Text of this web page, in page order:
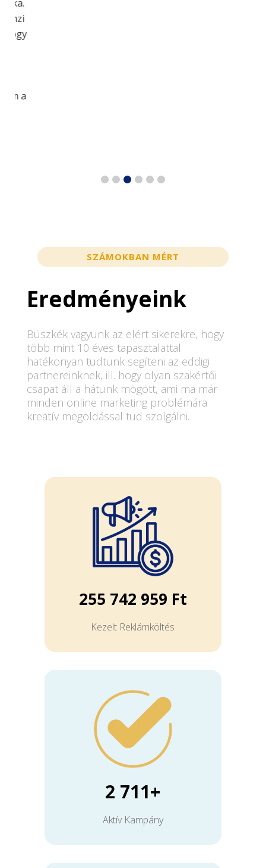
hogy
a
SZÁMOKBAN MÉRT
Eredményeink
Büszkék vagyunk az elért sikerekre, hogy
több mint 10 éves tapasztalattal
hatékonyan tudtunk segíteni az eddigi
partnereinknek, ill. hogy olyan szakértői
csapat áll a hátunk mögött, ami ma már
minden online marketing problémára
kreatív megoldással tud szolgálni.
255 742 959 Ft
Kezelt Reklámköltés
2 711+
Aktív Kampány